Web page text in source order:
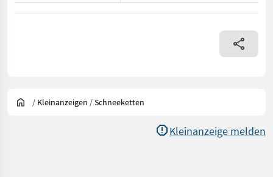
/ Kleinanzeigen /Schneeketten
Kleinanzeige melden